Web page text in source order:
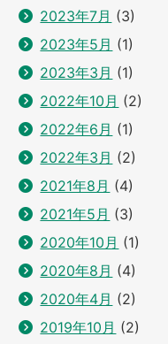
2023年7月 (3)
2023年5月 (1)
2023年3月 (1)
2022年10月 (2)
2022年6月 (1)
2022年3月 (2)
2021年8月 (4)
2021年5月 (3)
2020年10月 (1)
2020年8月 (4)
2020年4月 (2)
2019年10月 (2)